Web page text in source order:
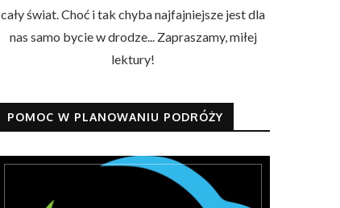
cały świat. Choć i tak chyba najfajniejsze jest dla
nas samo bycie w drodze... Zapraszamy, miłej
lektury!
POMOC W PLANOWANIU PODRÓŻY